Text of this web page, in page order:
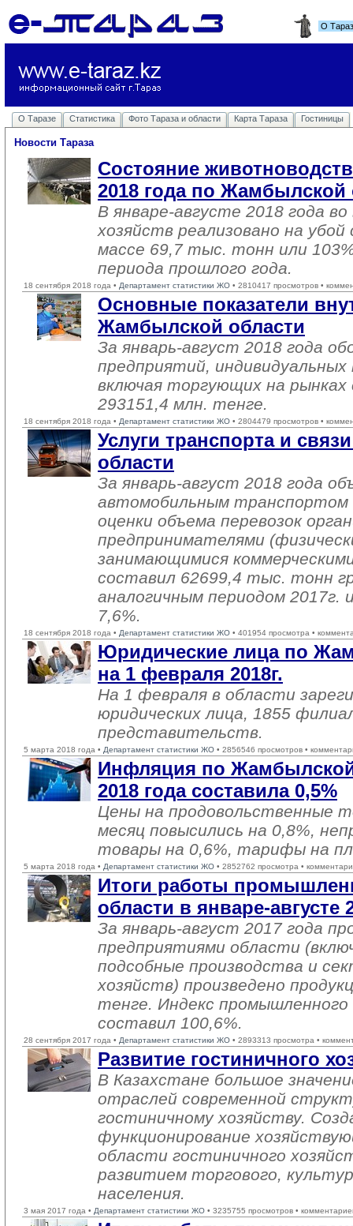
О
О Таразе Статистика Фото Тараза и области Карта Тараза Гостиницы
Новости Тараза
Состояние
2018 года по Жамбылской
В январе-августе 2018 года во
хозяйств реализовано на
массе 69,7 тыс. тонн или
периода прошлого года.
18 сентября 2018 года • Департамент статистики ЖО • 2810417 просмотров •
Основные показатели
Жамбылской области
За январь-август 2018 года
предприятий,
включая торгующих на рынках
293151,4 млн. тенге.
18 сентября 2018 года • Департамент статистики ЖО • 2804479 просмотров •
Услуги транспорта и
области
За январь-август 2018 года
автомобильным транспортом
оценки объема перевозок
предпринимателями
занимающимися
составил 62699,4 тыс. тонн
аналогичным периодом 2017г.
7,6%.
18 сентября 2018 года • Департамент статистики ЖО • 401954 просмотра •
Юридические лица по
на 1 февраля 2018г.
На 1 февраля в области
юридических лица, 1855
представительств.
5 марта 2018 года • Департамент статистики ЖО • 2856546 просмотров •
Инфляция по
2018 года составила 0,5%
Цены на продовольственные
месяц повысились на 0,8%,
товары на 0,6%, тарифы на
5 марта 2018 года • Департамент статистики ЖО • 2852762 просмотра •
Итоги работы
области в январе-августе
За январь-август 2017 года
предприятиями области
подсобные производства и
хозяйств) произведено
тенге. Индекс промышленного
составил 100,6%.
28 сентября 2017 года • Департамент статистики ЖО • 2893313 просмотра •
Развитие гостиничного
В Казахстане большое
отраслей современной
гостиничному хозяйству.
функционирование
области гостиничного
развитием торгового,
населения.
3 мая 2017 года • Департамент статистики ЖО • 3235755 просмотров •